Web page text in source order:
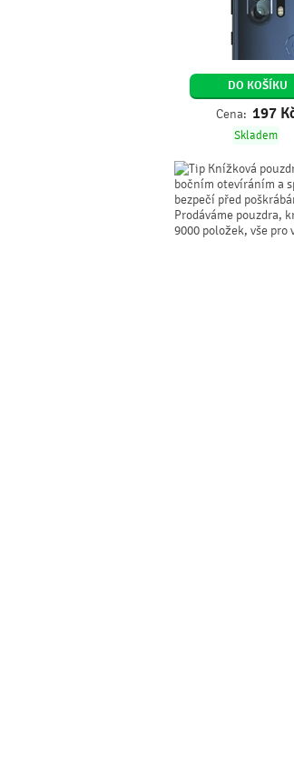
DO KOŠÍKU
Cena: 197
Skladem
Knížková
bočním otevíráním a
bezpečí před
Prodáváme pouzdra,
9000 položek, vše pro